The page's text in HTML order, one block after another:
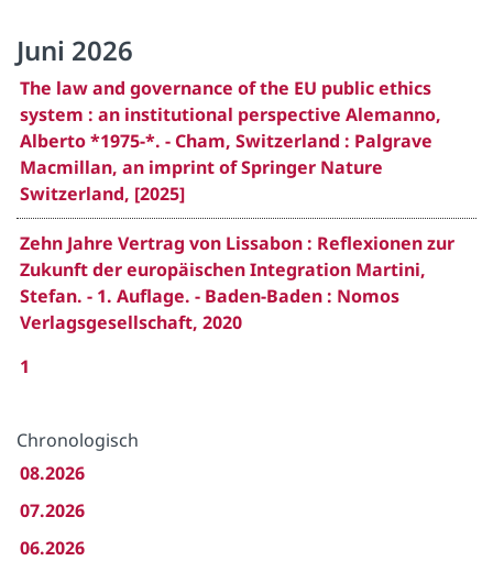
Juni 2026
The law and governance of the EU public ethics
system : an institutional perspective Alemanno,
Alberto *1975-*. - Cham, Switzerland : Palgrave
Macmillan, an imprint of Springer Nature
Switzerland, [2025]
Zehn Jahre Vertrag von Lissabon : Reflexionen zur
Zukunft der europäischen Integration Martini,
Stefan. - 1. Auflage. - Baden-Baden : Nomos
Verlagsgesellschaft, 2020
1
Chronologisch
08.2026
07.2026
06.2026